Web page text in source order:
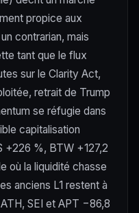
propice aux
contrarian, mais
tant que le flux
sur le Clarity Act,
retrait de Trump
se réfugie dans
capitalisation
+226 %, BTW +127,2
où la liquidité chasse
anciens L1 restent à
SEI et APT −86,8